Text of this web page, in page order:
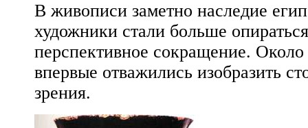
В живописи заметно наследие
художники стали больше
перспективное сокращение.
впервые отважились изобразить
зрения.